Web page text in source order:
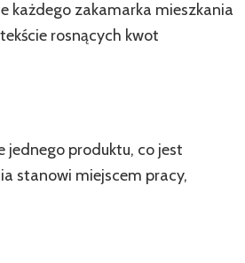
każdego zakamarka mieszkania
rosnących kwot
jednego produktu, co jest
stanowi miejscem pracy,